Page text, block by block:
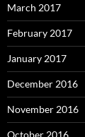
March 2017
February 2017
January 2017
December 2016
November 2016
October 2016